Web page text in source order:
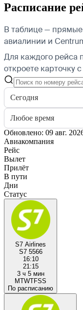
Расписание
В таблице —
авиалинии и
Для каждого рейса
откроете карточку
Сегодня
Любое время
Обновлено: 09 авг.
Авиакомпания
Рейс
Вылет
Прилёт
В пути
Дни
Статус
S7 Airlines
S7 5566
16:10
21:15
3 ч 5 мин
MTWTFSS
По расписанию